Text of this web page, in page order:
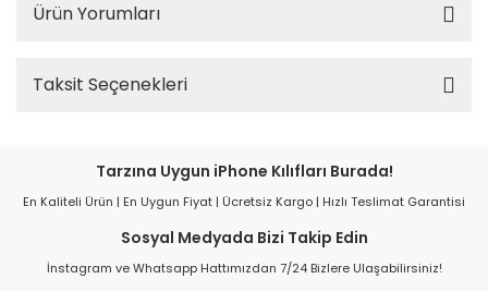
Ürün Yorumları
Taksit Seçenekleri
Tarzına Uygun iPhone Kılıfları Burada!
En Kaliteli Ürün | En Uygun Fiyat | Ücretsiz Kargo | Hızlı Teslimat Garantisi
Sosyal Medyada Bizi Takip Edin
İnstagram ve Whatsapp Hattımızdan 7/24 Bizlere Ulaşabilirsiniz!